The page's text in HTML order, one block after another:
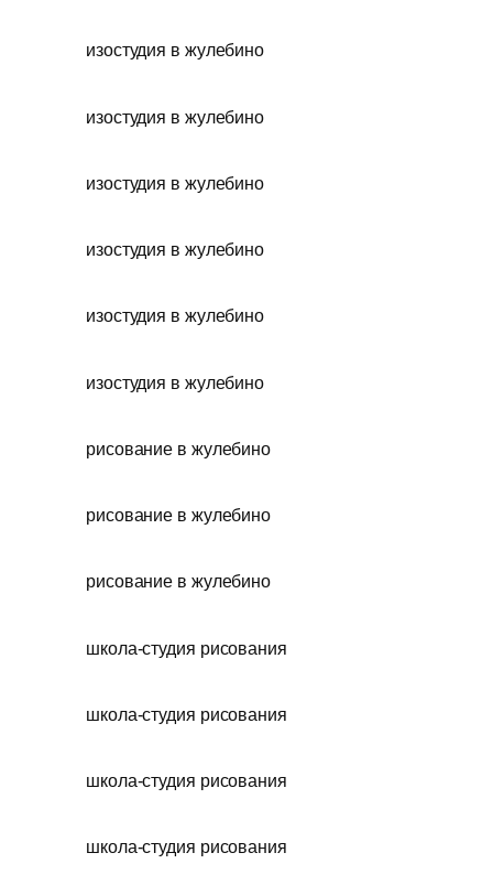
изостудия в жулебино
изостудия в жулебино
изостудия в жулебино
изостудия в жулебино
изостудия в жулебино
изостудия в жулебино
рисование в жулебино
рисование в жулебино
рисование в жулебино
школа-студия рисования
школа-студия рисования
школа-студия рисования
школа-студия рисования